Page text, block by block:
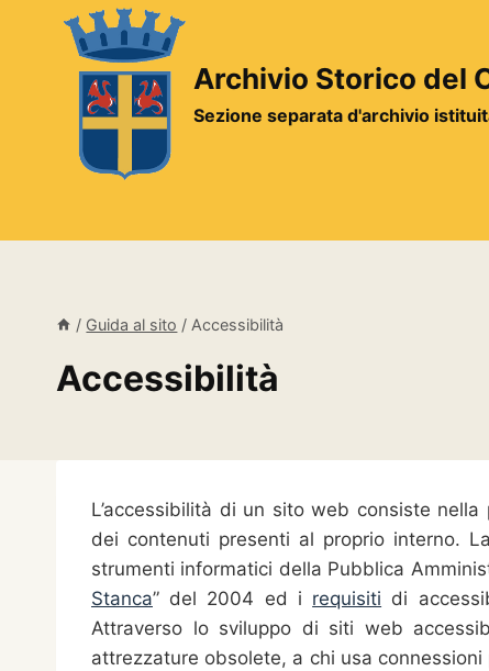
contenuto
Archivio Storico del
Sezione separata d'archivio
/ Guida al sito / Accessibilità
Accessibilità
L’accessibilità di un sito web consiste
dei contenuti presenti al proprio interno.
strumenti informatici della Pubblica
Stanca” del 2004 ed i requisiti di
Attraverso lo sviluppo di siti web
attrezzature obsolete, a chi usa